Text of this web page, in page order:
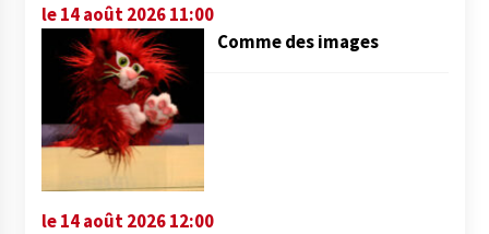
le 14 août 2026 11:00
Comme des images
le 14 août 2026 12:00